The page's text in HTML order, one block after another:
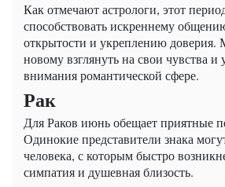
Как отмечают астрологи, этот
способствовать искреннему
открытости и укреплению доверия.
новому взглянуть на свои чувства и
внимания романтической сфере.
Рак
Для Раков июнь обещает приятные
Одинокие представители знака
человека, с которым быстро
симпатия и душевная близость.